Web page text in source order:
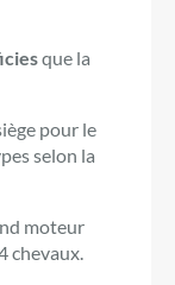
que la
pour le
selon la
moteur
chevaux.